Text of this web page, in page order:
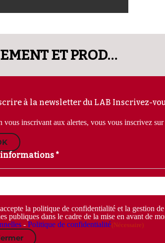
[REPLAY] AGRO-ENVIRONNEMENT ET PRODUITS SOUS SIQO
à la newsletter du LAB Inscrivez-
vous inscrivant aux alertes, vous vous inscrivez
informations *
la politique de confidentialité et la gestion
publiques dans le cadre de la mise en avant de
- Politique de confidentialité(Nécessaire)